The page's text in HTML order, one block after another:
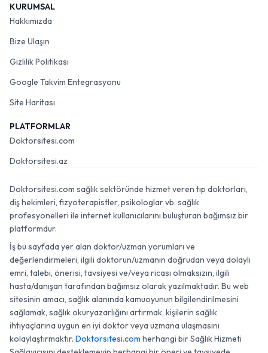
KURUMSAL
Hakkımızda
Bize Ulaşın
Gizlilik Politikası
Google Takvim Entegrasyonu
Site Haritası
PLATFORMLAR
Doktorsitesi.com
Doktorsitesi.az
Doktorsitesi.com sağlık sektöründe hizmet veren tıp doktorları,
diş hekimleri, fizyoterapistler, psikologlar vb. sağlık
profesyonelleri ile internet kullanıcılarını buluşturan bağımsız bir
platformdur.
İş bu sayfada yer alan doktor/uzman yorumları ve
değerlendirmeleri, ilgili doktorun/uzmanın doğrudan veya dolaylı
emri, talebi, önerisi, tavsiyesi ve/veya ricası olmaksızın, ilgili
hasta/danışan tarafından bağımsız olarak yazılmaktadır. Bu web
sitesinin amacı, sağlık alanında kamuoyunun bilgilendirilmesini
sağlamak, sağlık okuryazarlığını artırmak, kişilerin sağlık
ihtiyaçlarına uygun en iyi doktor veya uzmana ulaşmasını
kolaylaştırmaktır. Doktorsitesi.com herhangi bir Sağlık Hizmeti